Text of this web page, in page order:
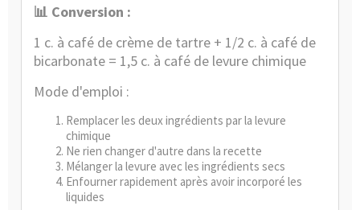
📊 Conversion :
1 c. à café de crème de tartre + 1/2 c. à café de
bicarbonate = 1,5 c. à café de levure chimique
Mode d'emploi :
Remplacer les deux ingrédients par la levure
chimique
Ne rien changer d'autre dans la recette
Mélanger la levure avec les ingrédients secs
Enfourner rapidement après avoir incorporé les
liquides